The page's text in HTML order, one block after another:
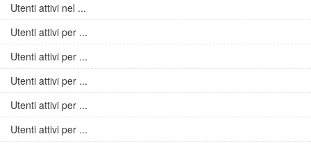
Utenti attivi nel ...
Utenti attivi per ...
Utenti attivi per ...
Utenti attivi per ...
Utenti attivi per ...
Utenti attivi per ...